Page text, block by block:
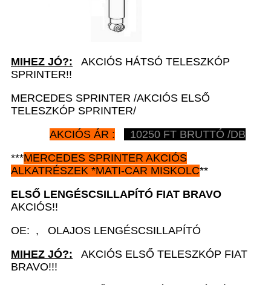
MIHEZ JÓ?: AKCIÓS HÁTSÓ TELESZKÓP
SPRINTER!!
MERCEDES SPRINTER /AKCIÓS ELSŐ
TELESZKÓP SPRINTER/
AKCIÓS ÁR :
10250 FT BRUTTÓ /DB
***MERCEDES SPRINTER AKCIÓS
ALKATRÉSZEK *MATI-CAR MISKOLC**
ELSŐ LENGÉSCSILLAPÍTÓ FIAT BRAVO
AKCIÓS!!
OE: , OLAJOS LENGÉSCSILLAPÍTÓ
MIHEZ JÓ?: AKCIÓS ELSŐ TELESZKÓP FIAT
BRAVO!!!